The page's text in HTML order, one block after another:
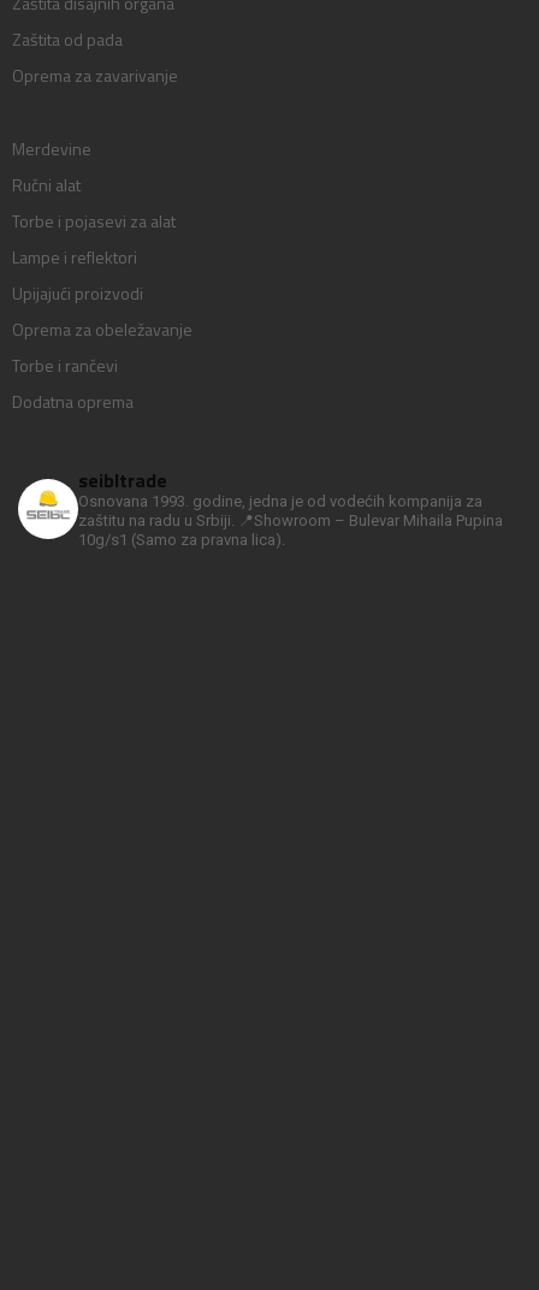
Zaštita od pada
Oprema za zavarivanje
Merdevine
Ručni alat
Torbe i pojasevi za alat
Lampe i reflektori
Upijajući proizvodi
Oprema za obeležavanje
Torbe i rančevi
Dodatna oprema
seibltrade
Osnovana 1993. godine, jedna je od vodećih kompanija za
zaštitu na radu u Srbiji.
📍Showroom – Bulevar Mihaila Pupina
10g/s1 (Samo za pravna lica).